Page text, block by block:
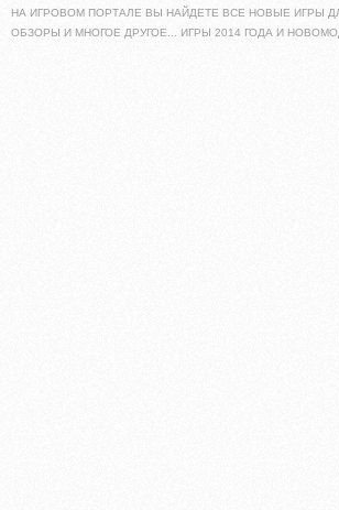
НА ИГРОВОМ ПОРТАЛЕ ВЫ НАЙДЕТЕ ВСЕ НОВЫЕ ИГРЫ
ОБЗОРЫ И МНОГОЕ ДРУГОЕ... ИГРЫ 2014 ГОДА И